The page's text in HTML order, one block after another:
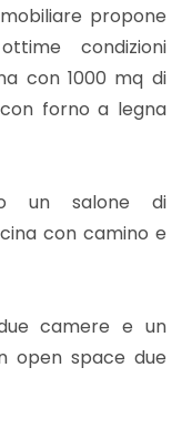
propone
condizioni
con 1000 mq di
forno a legna
un salone di
con camino e
camere e un
open space due